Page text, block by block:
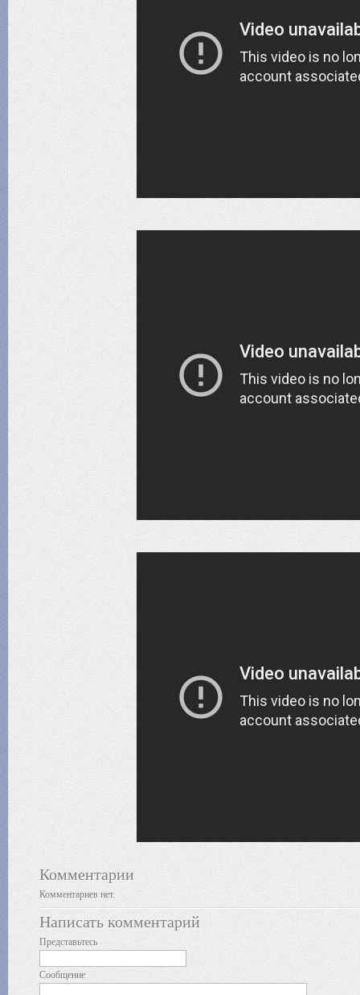
Комментарии
Комментариев нет.
Написать комментарий
Представьтесь
Сообщение